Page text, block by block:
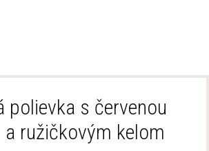
polievka s červenou
ružičkovým kelom